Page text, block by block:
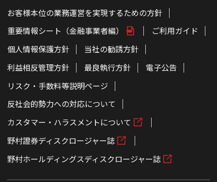
お客様本位の業務運営を実現するための方針
重要情報シート（金融事業者編）
ご利用ガイド
個人情報保護方針
当社の勧誘方針
利益相反管理方針
最良執行方針
電子公告
リスク・手数料等説明ページ
反社会的勢力への対応について
カスタマー・ハラスメントについて
野村證券ディスクロージャー誌
野村ホールディングスディスクロージャー誌